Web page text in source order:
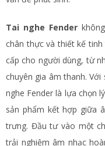
Tai nghe Fender
chân thực và thiết kế
cấp cho người dùng, từ
chuyên gia âm thanh.
nghe Fender là lựa chọn
sản phẩm kết hợp giữa
trưng. Đầu tư vào một
trải nghiệm âm nhạc